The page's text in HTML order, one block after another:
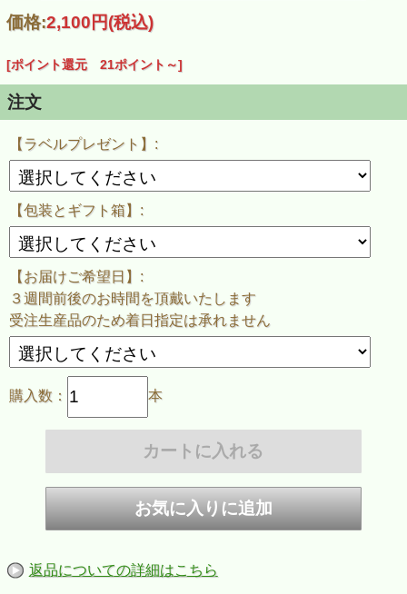
滑らかな口当たり、膨らむ旨味が一体となり、
充実した味わいを醸しています。
冷やから常温、お燗でも美味しく、
ご注文時の注意事項
この商品は、ご注文後にラベルを貼って出荷する受注生産式の商品です。
発送までに３週間から４週間程お時間を頂戴致します。
正式な発送日につきましては、ご注文後に当店よりメールでご連絡致しま
す。
※ご決済方法を『銀行振込』でご選択いただいた場合は
御入金確認後３～４週間後のお届けとなります
※完全受注生産品の為、お届け日をご指定をいただきましても、
指定日までのお届けが難しい場合がございます。
※ご希望のお客様には、保存用に別途ラベルを1枚、商品と一緒にお届け
します。
ご注文時にラベルの要・不要を選択して下さい。
作者紹介
●ラベルデザイン：Takuma 氏
価格:2,100円(税込)
[ポイント還元 21ポイント～]
注文
【ラベルプレゼント】:
【包装とギフト箱】:
【お届けご希望日】:
３週間前後のお時間を頂戴いたします
受注生産品のため着日指定は承れません
購入数： 本
返品についての詳細はこちら